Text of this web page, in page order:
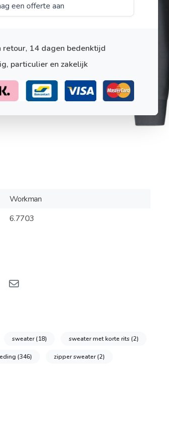
een offerte aan
retour, 14 dagen bedenktijd
particulier en zakelijk
Workman
6.7703
sweater(18) sweater met korte rits(2)
(346) zipper sweater(2)